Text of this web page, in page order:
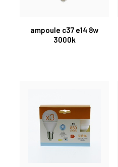
ampoule c37 e14 8w
3000k